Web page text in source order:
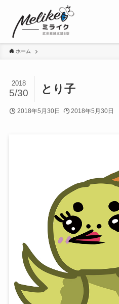
ホーム
とり子
2018
5/30
2018年5月30日 2018年5月30日